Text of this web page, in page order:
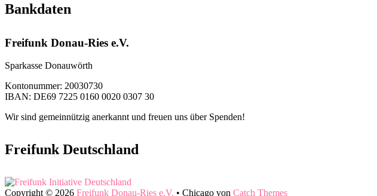
Bankdaten
Freifunk Donau-Ries e.V.
Sparkasse Donauwörth
Kontonummer: 20030730
IBAN: DE69 7225 0160 0020 0307 30
Wir sind gemeinnützig anerkannt und freuen uns über Spenden!
Freifunk Deutschland
Copyright © 2026 Freifunk Donau-Ries e.V. • Chicago von Catch Themes